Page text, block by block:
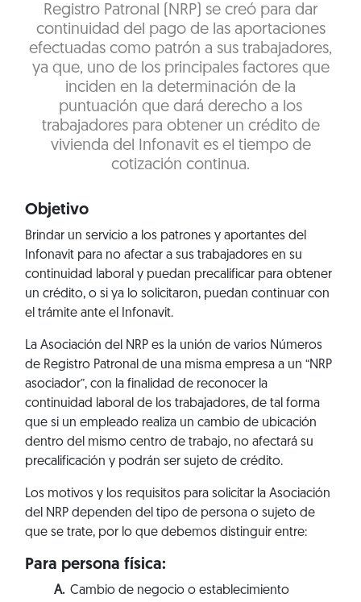
Registro Patronal (NRP) se creó para dar
continuidad del pago de las aportaciones
efectuadas como patrón a sus trabajadores,
ya que, uno de los principales factores que
inciden en la determinación de la
puntuación que dará derecho a los
trabajadores para obtener un crédito de
vivienda del Infonavit es el tiempo de
cotización continua.
Objetivo
Brindar un servicio a los patrones y aportantes del
Infonavit para no afectar a sus trabajadores en su
continuidad laboral y puedan precalificar para obtener
un crédito, o si ya lo solicitaron, puedan continuar con
el trámite ante el Infonavit.
La Asociación del NRP es la unión de varios Números
de Registro Patronal de una misma empresa a un “NRP
asociador”, con la finalidad de reconocer la
continuidad laboral de los trabajadores, de tal forma
que si un empleado realiza un cambio de ubicación
dentro del mismo centro de trabajo, no afectará su
precalificación y podrán ser sujeto de crédito.
Los motivos y los requisitos para solicitar la Asociación
del NRP dependen del tipo de persona o sujeto de
que se trate, por lo que debemos distinguir entre:
Para persona física:
Cambio de negocio o establecimiento